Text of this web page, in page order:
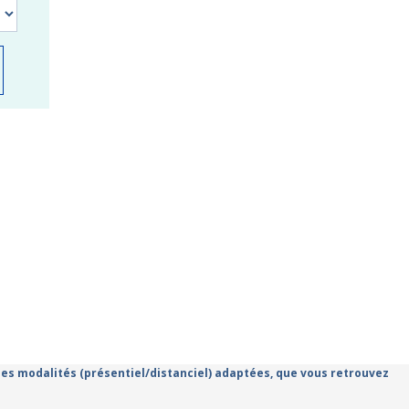
modalités (présentiel/distanciel) adaptées, que vous retrouvez